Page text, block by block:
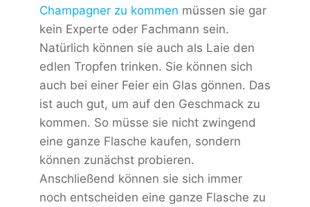
Champagner zu kommen müssen sie gar
kein Experte oder Fachmann sein.
Natürlich können sie auch als Laie den
edlen Tropfen trinken. Sie können sich
auch bei einer Feier ein Glas gönnen. Das
ist auch gut, um auf den Geschmack zu
kommen. So müsse sie nicht zwingend
eine ganze Flasche kaufen, sondern
können zunächst probieren.
Anschließend können sie sich immer
noch entscheiden eine ganze Flasche zu